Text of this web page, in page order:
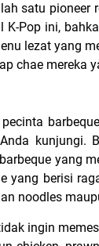
satu pioneer
K-Pop ini,
lezat yang
chae mereka
kunjungi.
yang
yang berisi
noodles
ingin